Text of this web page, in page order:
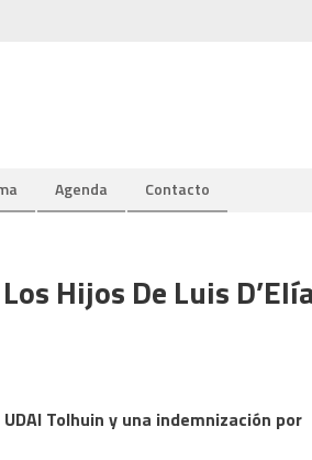
Agenda Contacto
Hijos De Luis
Tolhuin y una indemnización por